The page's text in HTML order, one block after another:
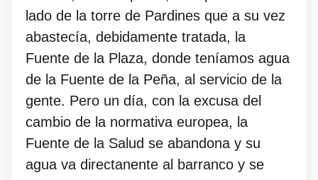
lado de la torre de Pardines que a su vez
abastecía, debidamente tratada, la
Fuente de la Plaza, donde teníamos agua
de la Fuente de la Peña, al servicio de la
gente. Pero un día, con la excusa del
cambio de la normativa europea, la
Fuente de la Salud se abandona y su
agua va directanente al barranco y se